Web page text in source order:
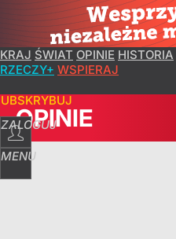
KRAJ ŚWIAT OPINIE HISTORIA
RZECZY+ WSPIERAJ
ZALOGUJ
MENU
OPINIE